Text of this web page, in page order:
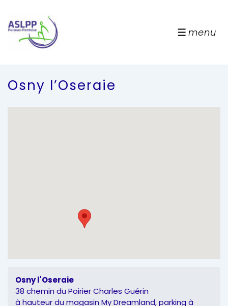
au
contenu
menu
menu
Osny l’Oseraie
Osny l'Oseraie
38 chemin du Poirier Charles Guérin
à hauteur du magasin My Dreamland, parking à